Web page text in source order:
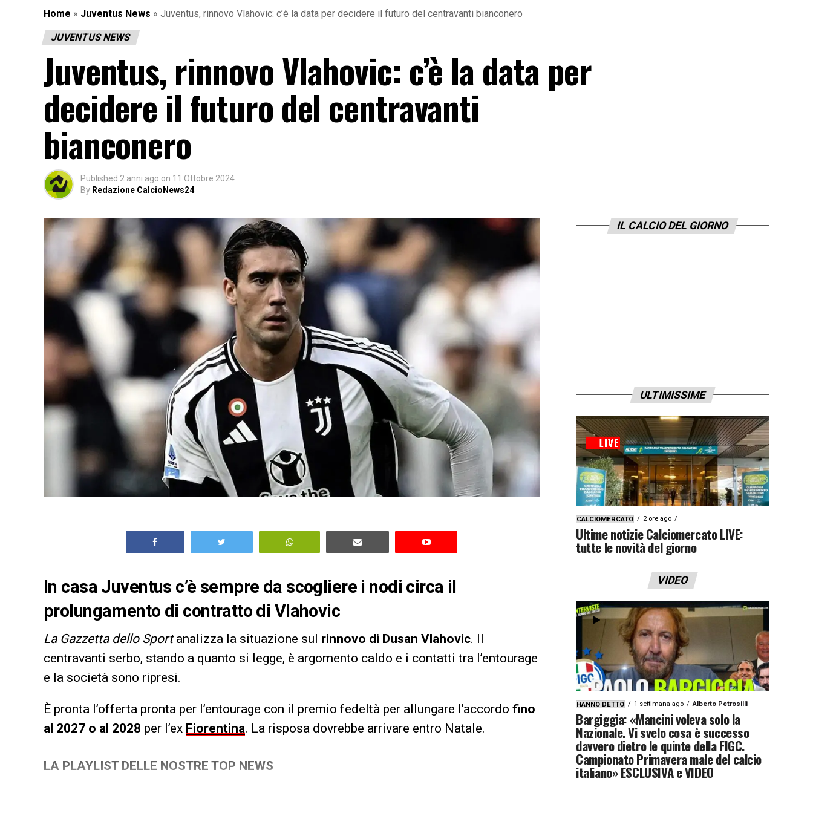
Home » Juventus News » Juventus, rinnovo Vlahovic: c’è la data per decidere il futuro del centravanti bianconero
JUVENTUS NEWS
Juventus, rinnovo Vlahovic: c’è la data per
decidere il futuro del centravanti
bianconero
Published 2 anni ago on 11 Ottobre 2024
By Redazione CalcioNews24
In casa Juventus c’è sempre da scogliere i nodi circa il
prolungamento di contratto di Vlahovic
La Gazzetta dello Sportanalizza la situazione sul rinnovo di Dusan Vlahovic. Il
centravanti serbo, stando a quanto si legge, è argomento caldo e i contatti tra l’entourage
e la società sono ripresi.
È pronta l’offerta pronta per l’entourage con il premio fedeltà per allungare l’accordo fino
al 2027 o al 2028 per l’ex Fiorentina. La risposa dovrebbe arrivare entro Natale.
LA PLAYLIST DELLE NOSTRE TOP NEWS
IL CALCIO DEL GIORNO
ULTIMISSIME
CALCIOMERCATO 2 ore ago
Ultime notizie Calciomercato LIVE:
tutte le novità del giorno
VIDEO
HANNO DETTO 1 settimana ago Alberto Petrosilli
Bargiggia: «Mancini voleva solo la
Nazionale. Vi svelo cosa è successo
davvero dietro le quinte della FIGC.
Campionato Primavera male del calcio
italiano» ESCLUSIVA e VIDEO